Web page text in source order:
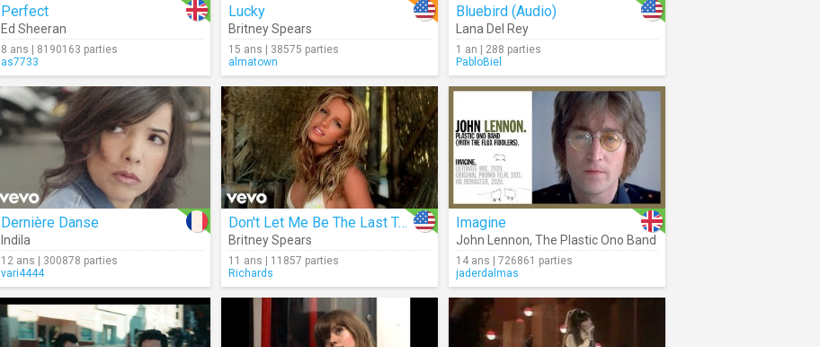
Perfect
Ed Sheeran
8 ans | 8190163 parties
as7733
Lucky
Britney Spears
15 ans | 38575 parties
almatown
Bluebird (Audio)
Lana Del Rey
1 an | 288 parties
PabloBiel
Dernière Danse
Indila
12 ans | 300878 parties
vari4444
Don't Let Me Be The Last To Know
Britney Spears
11 ans | 11857 parties
Richards
Imagine
John Lennon, The Plastic Ono Band
14 ans | 726861 parties
jaderdalmas